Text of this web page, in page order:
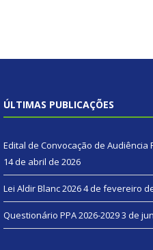
ÚLTIMAS PUBLICAÇÕES
Edital de Convocação de Audiência
14 de abril de 2026
Lei Aldir Blanc 20264 de fevereiro
Questionário PPA 2026-20293 de